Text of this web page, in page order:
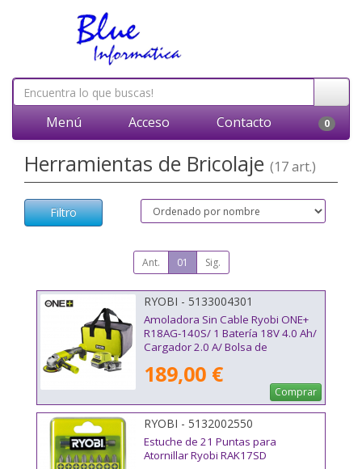
Menú Acceso Contacto 0
Herramientas de Bricolaje (17 art.)
Filtro
Ant. 01 Sig.
RYOBI - 5133004301
Amoladora Sin Cable Ryobi ONE+
R18AG-140S/ 1 Batería 18V 4.0 Ah/
Cargador 2.0 A/ Bolsa de
189,00 €
Comprar
RYOBI - 5132002550
Estuche de 21 Puntas para
Atornillar Ryobi RAK17SD